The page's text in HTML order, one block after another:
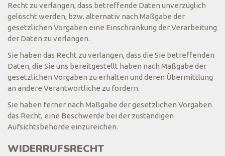
Recht zu verlangen, dass betreffende Daten unverzüglich
gelöscht werden, bzw. alternativ nach Maßgabe der
gesetzlichen Vorgaben eine Einschränkung der Verarbeitung
der Daten zu verlangen.
Sie haben das Recht zu verlangen, dass die Sie betreffenden
Daten, die Sie uns bereitgestellt haben nach Maßgabe der
gesetzlichen Vorgaben zu erhalten und deren Übermittlung
an andere Verantwortliche zu fordern.
Sie haben ferner nach Maßgabe der gesetzlichen Vorgaben
das Recht, eine Beschwerde bei der zuständigen
Aufsichtsbehörde einzureichen.
WIDERRUFSRECHT